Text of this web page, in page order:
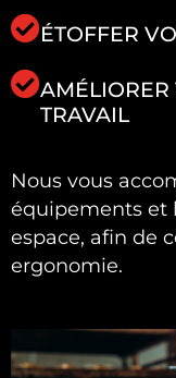
ÉTOFFER
AMÉLIORER
TRAVAIL
Nous vous
équipements et
espace, afin de
ergonomie.